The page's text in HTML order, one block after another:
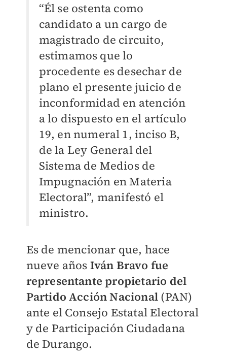
“Él se ostenta como
candidato a un cargo de
magistrado de circuito,
estimamos que lo
procedente es desechar de
plano el presente juicio de
inconformidad en atención
a lo dispuesto en el artículo
19, en numeral 1, inciso B,
de la Ley General del
Sistema de Medios de
Impugnación en Materia
Electoral”, manifestó el
ministro.
Es de mencionar que, hace
nueve años Iván Bravo fue
representante propietario del
Partido Acción Nacional (PAN)
ante el Consejo Estatal Electoral
y de Participación Ciudadana
de Durango.